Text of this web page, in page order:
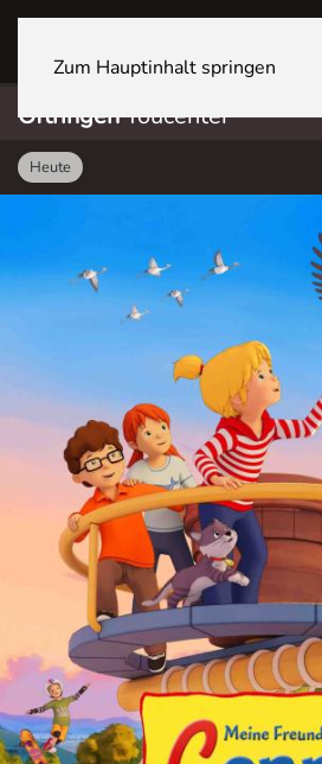
Zum Hauptinhalt springen
OftringenYoucenter
Heute